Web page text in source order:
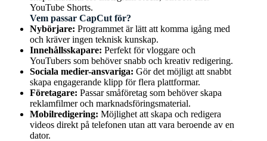
YouTube Shorts.
Vem passar CapCut för?
Nybörjare: Programmet är lätt att komma igång med
och kräver ingen teknisk kunskap.
Innehållsskapare: Perfekt för vloggare och
YouTubers som behöver snabb och kreativ redigering.
Sociala medier-ansvariga: Gör det möjligt att snabbt
skapa engagerande klipp för flera plattformar.
Företagare: Passar småföretag som behöver skapa
reklamfilmer och marknadsföringsmaterial.
Mobilredigering: Möjlighet att skapa och redigera
videos direkt på telefonen utan att vara beroende av en
dator.